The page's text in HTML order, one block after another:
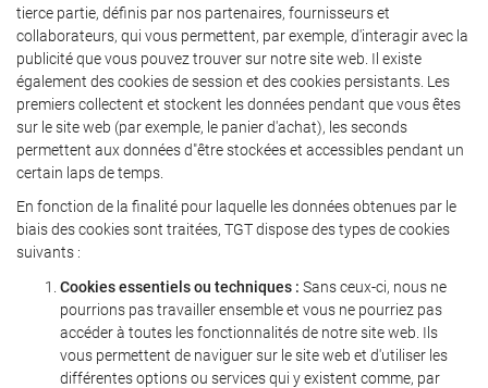
tierce partie, définis par nos partenaires, fournisseurs et
collaborateurs, qui vous permettent, par exemple, d'interagir avec la
publicité que vous pouvez trouver sur notre site web. Il existe
également des cookies de session et des cookies persistants. Les
premiers collectent et stockent les données pendant que vous êtes
sur le site web (par exemple, le panier d'achat), les seconds
permettent aux données d"être stockées et accessibles pendant un
certain laps de temps.
En fonction de la finalité pour laquelle les données obtenues par le
biais des cookies sont traitées, TGT dispose des types de cookies
suivants :
Cookies essentiels ou techniques : Sans ceux-ci, nous ne
pourrions pas travailler ensemble et vous ne pourriez pas
accéder à toutes les fonctionnalités de notre site web. Ils
vous permettent de naviguer sur le site web et d'utiliser les
différentes options ou services qui y existent comme, par